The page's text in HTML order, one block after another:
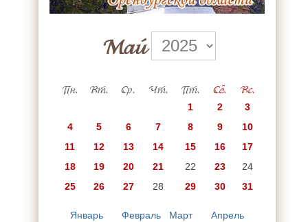
Май
Пн. Вт. Ср. Чт. Пт. Сб. Вс.
1 2
3
4
5 6 7 8 9
10
11
12 13 14 15 16
17
18
19 20 21 22 23
24
25
26 27 28 29 30 31
Январь Февраль Март
Апрель